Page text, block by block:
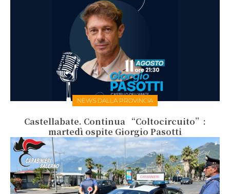
NEWS DALLA PROVINCIA
Castellabate. Continua “Coltocircuito”:
martedì ospite Giorgio Pasotti